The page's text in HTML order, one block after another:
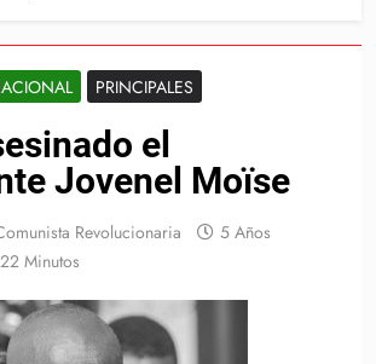
PRINCIPALES
el
Jovenel Moïse
Revolucionaria
5 Años
22 Minutos